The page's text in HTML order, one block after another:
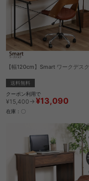
【幅120cm】Smart ワークデスク
送料無料
クーポン利用で
¥15,400→ ¥13,090
在庫：〇